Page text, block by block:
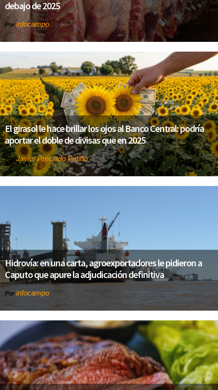
debajo de 2025
Por infocampo
El girasol le hace brillar los ojos al Banco Central: podría
aportar el doble de divisas que en 2025
PorJavier Preciado Patiño
Hidrovía: en una carta, agroexportadores le pidieron a
Caputo que apure la adjudicación definitiva
Por infocampo